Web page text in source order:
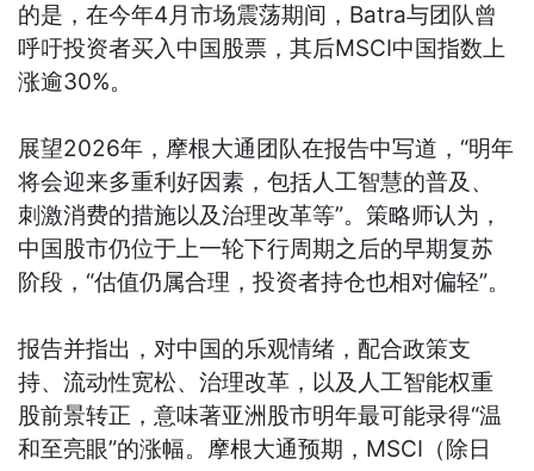
的是，在今年4月市场震荡期间，Batra与团队曾
呼吁投资者买入中国股票，其后MSCI中国指数上
涨逾30%。
展望2026年，摩根大通团队在报告中写道，“明年
将会迎来多重利好因素，包括人工智慧的普及、
刺激消费的措施以及治理改革等”。策略师认为，
中国股市仍位于上一轮下行周期之后的早期复苏
阶段，“估值仍属合理，投资者持仓也相对偏轻”。
报告并指出，对中国的乐观情绪，配合政策支
持、流动性宽松、治理改革，以及人工智能权重
股前景转正，意味著亚洲股市明年最可能录得“温
和至亮眼”的涨幅。摩根大通预期，MSCI（除日